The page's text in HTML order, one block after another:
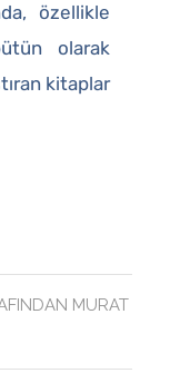
özellikle
olarak
kitaplar
MURAT